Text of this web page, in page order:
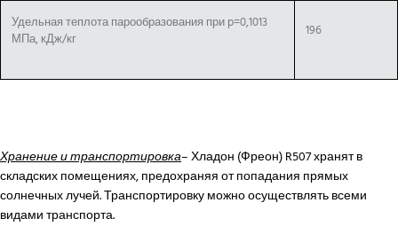
Удельная теплота парообразования при p=0,1013
МПа, кДж/кг
196
Хранение и транспортировка– Хладон (Фреон) R507 хранят в
складских помещениях, предохраняя от попадания прямых
солнечных лучей. Транспортировку можно осуществлять всеми
видами транспорта.